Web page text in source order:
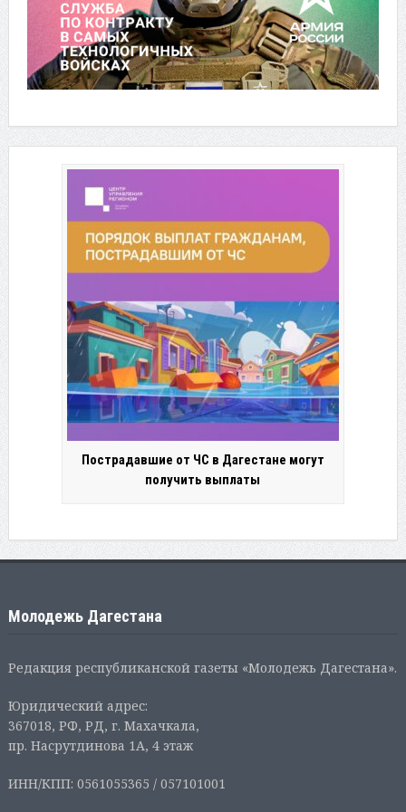
Пострадавшие от ЧС в Дагестане могут
получить выплаты
Молодежь Дагестана
Редакция республиканской газеты «Молодежь Дагестана».
Юридический адрес:
367018, РФ, РД, г. Махачкала,
пр. Насрутдинова 1А, 4 этаж
ИНН/КПП: 0561055365 / 057101001